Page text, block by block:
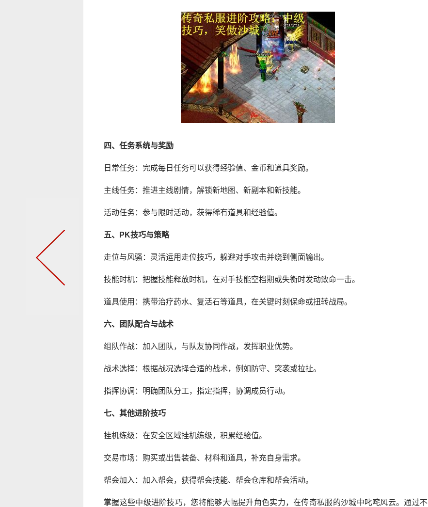
四、任务系统与奖励
日常任务：完成每日任务可以获得经验值、金币和道具奖励。
主线任务：推进主线剧情，解锁新地图、新副本和新技能。
活动任务：参与限时活动，获得稀有道具和经验值。
五、PK技巧与策略
走位与风骚：灵活运用走位技巧，躲避对手攻击并绕到侧面输出。
技能时机：把握技能释放时机，在对手技能空档期或失衡时发动致命一击。
道具使用：携带治疗药水、复活石等道具，在关键时刻保命或扭转战局。
六、团队配合与战术
组队作战：加入团队，与队友协同作战，发挥职业优势。
战术选择：根据战况选择合适的战术，例如防守、突袭或拉扯。
指挥协调：明确团队分工，指定指挥，协调成员行动。
七、其他进阶技巧
挂机练级：在安全区域挂机练级，积累经验值。
交易市场：购买或出售装备、材料和道具，补充自身需求。
帮会加入：加入帮会，获得帮会技能、帮会仓库和帮会活动。
掌握这些中级进阶技巧，您将能够大幅提升角色实力，在传奇私服的沙城中叱咤风云。通过不